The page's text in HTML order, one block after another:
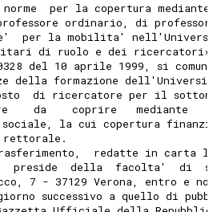
norme  per la copertura
ordinario, di
per la mobilita'
di ruolo e dei ricercatori»,
del 10 aprile 1999, si
della formazione
di ricercatore per il
da    coprire   mediante
sociale, la cui copertura
rettorale.
redatte in carta
preside  della  facolta'  di
7 - 37129 Verona, entro e
successivo a quello di